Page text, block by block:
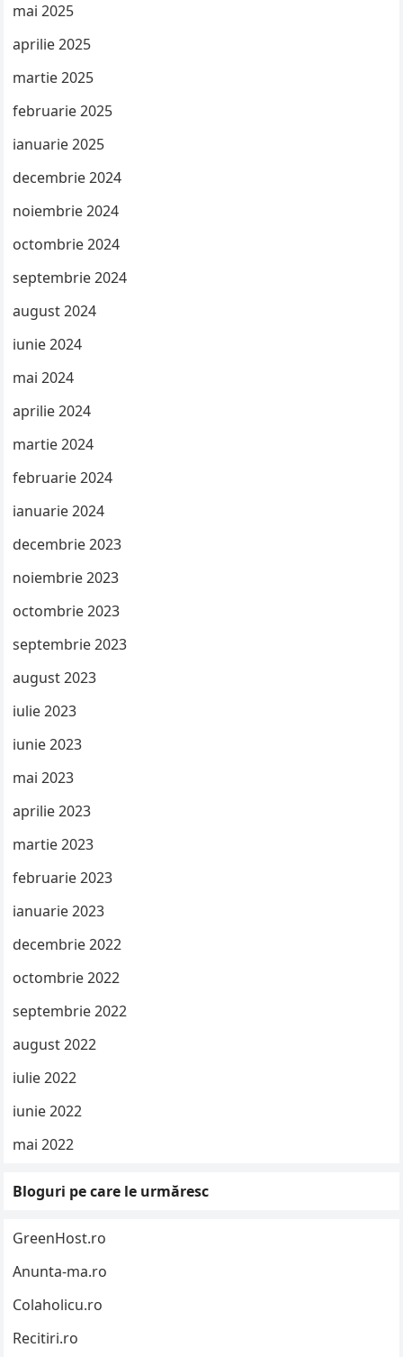
mai 2025
aprilie 2025
martie 2025
februarie 2025
ianuarie 2025
decembrie 2024
noiembrie 2024
octombrie 2024
septembrie 2024
august 2024
iunie 2024
mai 2024
aprilie 2024
martie 2024
februarie 2024
ianuarie 2024
decembrie 2023
noiembrie 2023
octombrie 2023
septembrie 2023
august 2023
iulie 2023
iunie 2023
mai 2023
aprilie 2023
martie 2023
februarie 2023
ianuarie 2023
decembrie 2022
octombrie 2022
septembrie 2022
august 2022
iulie 2022
iunie 2022
mai 2022
Bloguri pe care le urmăresc
GreenHost.ro
Anunta-ma.ro
Colaholicu.ro
Recitiri.ro